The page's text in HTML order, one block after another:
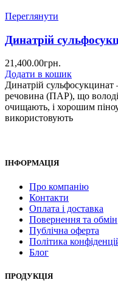
Переглянути
Динатрій
21,400.00грн.
Додати в кошик
Динатрій сульфосукцинат
речовина (ПАР), що
очищають, і хорошим
використовують
ІНФОРМАЦІЯ
Про компанію
Контакти
Оплата і доставка
Повернення та обмін
Публічна оферта
Політика
Блог
ПРОДУКЦІЯ